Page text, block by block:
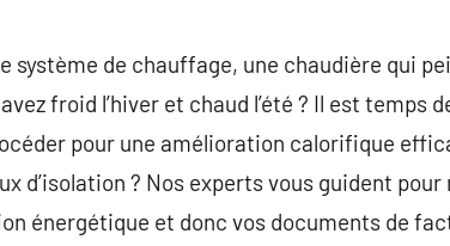
système de chauffage, une chaudière qui
froid l’hiver et chaud l’été ? Il est temps
pour une amélioration calorifique
d’isolation ? Nos experts vous guident
énergétique et donc vos documents de